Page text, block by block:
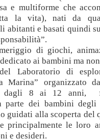
e multiforme che
la vita), nati da
abitanti e basati quindi
di giochi,
ai bambini ma
Laboratorio di
Marina” organizzato
dagli 8 ai 12 anni,
parte dei bambini
guidati alla scoperta del
principalmente le loro
e desideri.